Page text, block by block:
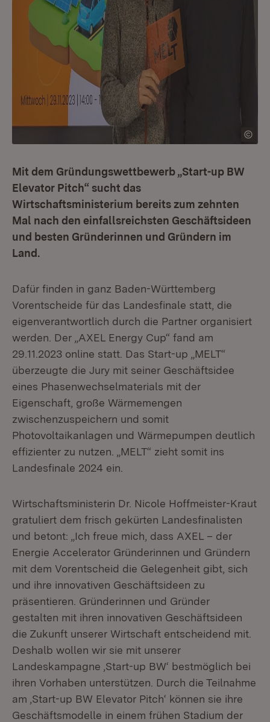
Mit dem Gründungswettbewerb „Start-up BW
Elevator Pitch“ sucht das
Wirtschaftsministerium bereits zum zehnten
Mal nach den einfallsreichsten Geschäftsideen
und besten Gründerinnen und Gründern im
Land.
Dafür finden in ganz Baden-Württemberg
Vorentscheide für das Landesfinale statt, die
eigenverantwortlich durch die Partner organisiert
werden. Der „AXEL Energy Cup“ fand am
29.11.2023 online statt. Das Start-up „MELT“
überzeugte die Jury mit seiner Geschäftsidee
eines Phasenwechselmaterials mit der
Eigenschaft, große Wärmemengen
zwischenzuspeichern und somit
Photovoltaikanlagen und Wärmepumpen deutlich
effizienter zu nutzen. „MELT“ zieht somit ins
Landesfinale 2024 ein.
Wirtschaftsministerin Dr. Nicole Hoffmeister-Kraut
gratuliert dem frisch gekürten Landesfinalisten
und betont: „Ich freue mich, dass AXEL – der
Energie Accelerator Gründerinnen und Gründern
mit dem Vorentscheid die Gelegenheit gibt, sich
und ihre innovativen Geschäftsideen zu
präsentieren. Gründerinnen und Gründer
gestalten mit ihren innovativen Geschäftsideen
die Zukunft unserer Wirtschaft entscheidend mit.
Deshalb wollen wir sie mit unserer
Landeskampagne ‚Start-up BW‘ bestmöglich bei
ihren Vorhaben unterstützen. Durch die Teilnahme
am ‚Start-up BW Elevator Pitch‘ können sie ihre
Geschäftsmodelle in einem frühen Stadium der